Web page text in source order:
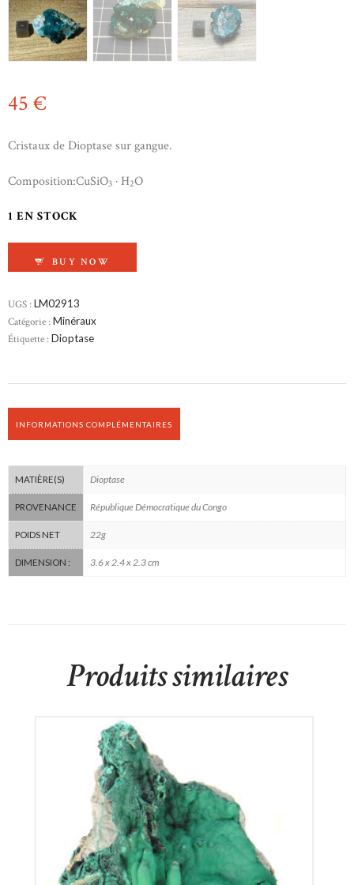
45 €
Cristaux de Dioptase sur gangue.
Composition:CuSiO3 · H2O
1 EN STOCK
BUY NOW
UGS : LM02913
Catégorie : Minéraux
Étiquette : Dioptase
INFORMATIONS COMPLÉMENTAIRES
MATIÈRE(S) Dioptase
PROVENANCE République Démocratique du Congo
POIDS NET 22g
DIMENSION : 3.6 x 2.4 x 2.3 cm
Produits similaires
Stalactite de Malachite
380€